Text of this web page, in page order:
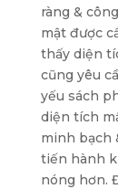
ràng &
mật được
thấy diện
cũng yêu
yếu sách
diện tích
minh bạch
tiến hành
nóng hơn.